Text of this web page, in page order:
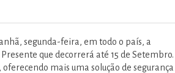
segunda-feira, em todo o país, a
que decorrerá até 15 de Setembro.
mais uma solução de segurança